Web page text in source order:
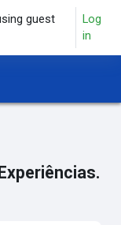
guest
Log
in